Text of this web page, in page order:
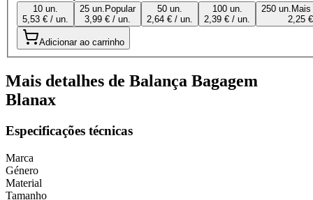
10 un.
5,53 € / un.
25 un. Popular
3,99 € / un.
50 un.
2,64 € / un.
100 un.
2,39 € / un.
250 un.
2,25
Adicionar ao carrinho
Mais detalhes de Balança Bagagem
Blanax
Especificações técnicas
Marca
Género
Material
Tamanho